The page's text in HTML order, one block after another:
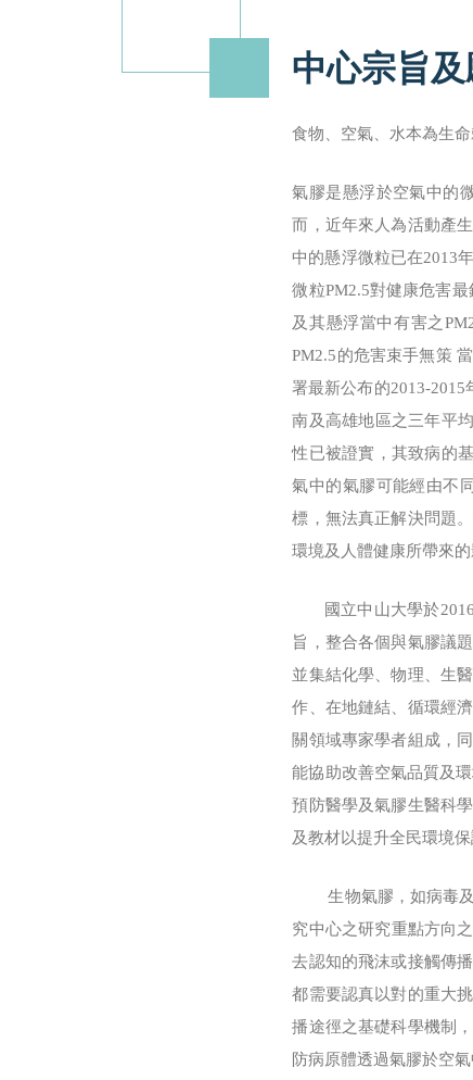
中心宗旨
食物、空氣、水本為生
氣膠是懸浮於空氣中的
而，近年來人為活動產
中的懸浮微粒已在2013
微粒PM2.5對健康危害
及其懸浮當中有害之
PM2.5的危害束手無策
署最新公布的2013-
南及高雄地區之三年平
性已被證實，其致病的
氣中的氣膠可能經由不
標，無法真正解決問題
環境及人體健康所帶來
國立中山大學於2016
旨，整合各個與氣膠議
並集結化學、物理、生
作、在地鏈結、循環經
關領域專家學者組成，
能協助改善空氣品質及
預防醫學及氣膠生醫科
及教材以提升全民環境
生物氣膠，如病毒及
究中心之研究重點方向
去認知的飛沫或接觸傳
都需要認真以對的重大
播途徑之基礎科學機制
防病原體透過氣膠於空